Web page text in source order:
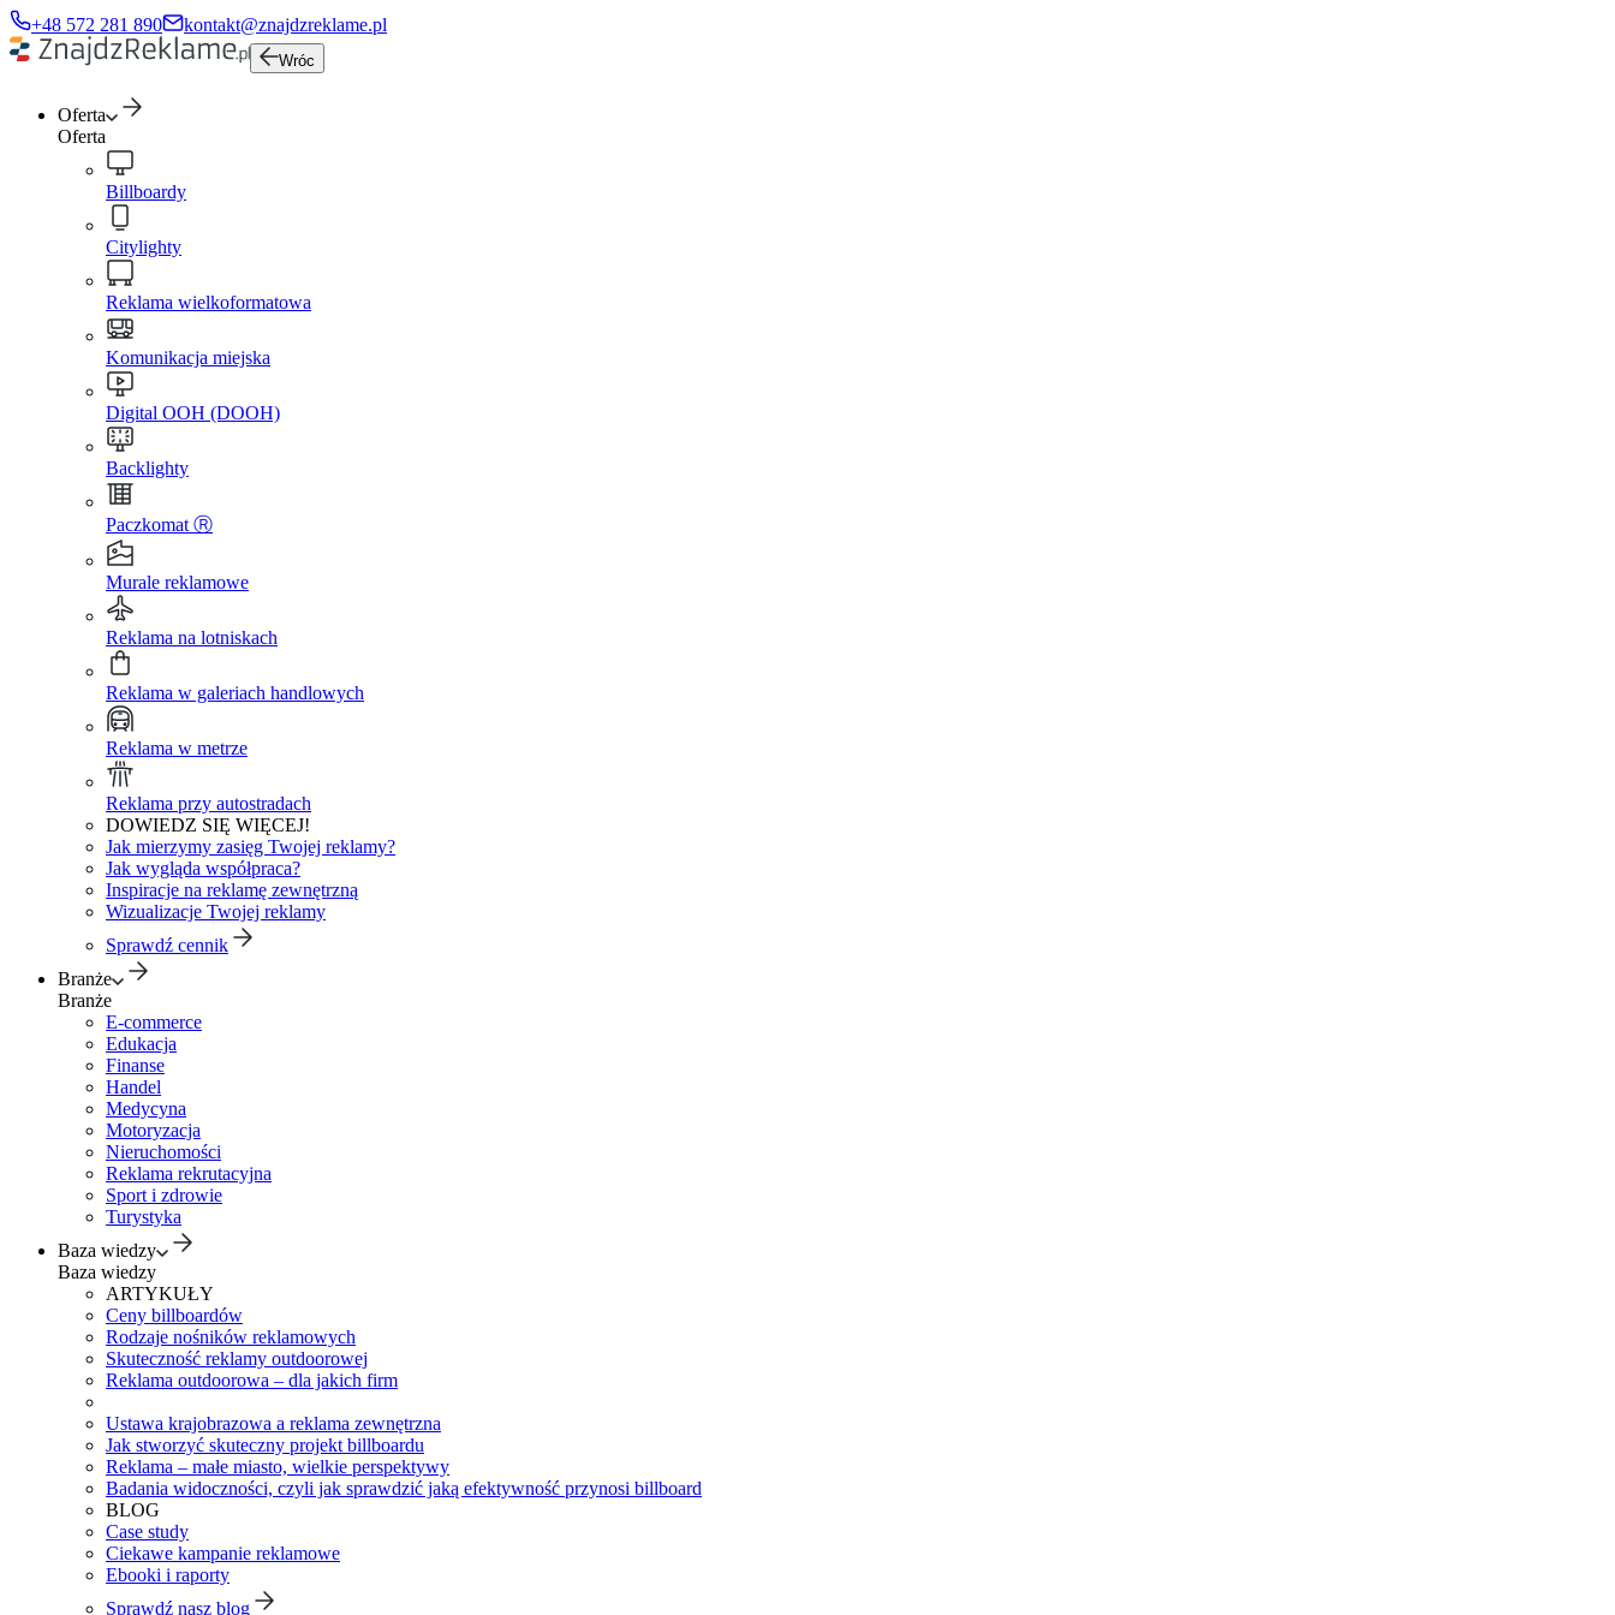
+48 572 281 890 kontakt@znajdzreklame.pl
Wróc
Oferta
Oferta
Billboardy
Citylighty
Reklama wielkoformatowa
Komunikacja miejska
Digital OOH (DOOH)
Backlighty
Paczkomat Ⓡ
Murale reklamowe
Reklama na lotniskach
Reklama w galeriach handlowych
Reklama w metrze
Reklama przy autostradach
DOWIEDZ SIĘ WIĘCEJ!
Jak mierzymy zasięg Twojej reklamy?
Jak wygląda współpraca?
Inspiracje na reklamę zewnętrzną
Wizualizacje Twojej reklamy
Sprawdź cennik
Branże
Branże
E-commerce
Edukacja
Finanse
Handel
Medycyna
Motoryzacja
Nieruchomości
Reklama rekrutacyjna
Sport i zdrowie
Turystyka
Baza wiedzy
Baza wiedzy
ARTYKUŁY
Ceny billboardów
Rodzaje nośników reklamowych
Skuteczność reklamy outdoorowej
Reklama outdoorowa – dla jakich firm
Ustawa krajobrazowa a reklama zewnętrzna
Jak stworzyć skuteczny projekt billboardu
Reklama – małe miasto, wielkie perspektywy
Badania widoczności, czyli jak sprawdzić jaką efektywność przynosi billboard
BLOG
Case study
Ciekawe kampanie reklamowe
Ebooki i raporty
Sprawdź nasz blog